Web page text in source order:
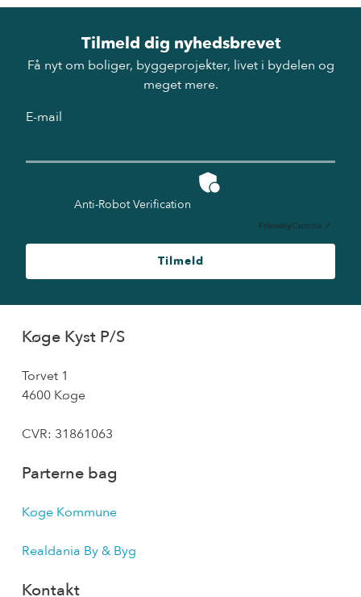
Tilmeld dig nyhedsbrevet
Få nyt om boliger, byggeprojekter, livet i bydelen og
meget mere.
E-mail
Anti-Robot Verification
FriendlyCaptcha ⇗
Tilmeld
Køge Kyst P/S
Torvet 1
4600 Køge
CVR: 31861063
Parterne bag
Køge Kommune
Realdania By & Byg
Kontakt